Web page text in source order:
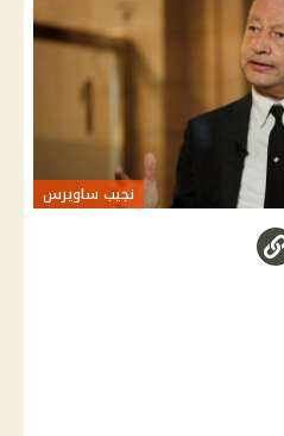
نجيب ساويرس